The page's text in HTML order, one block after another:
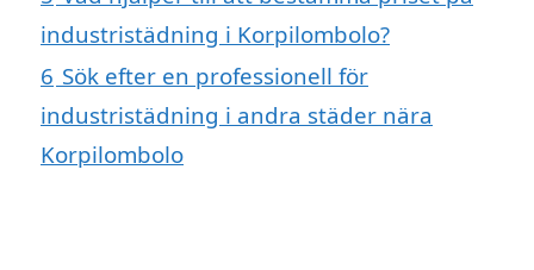
industristädning i Korpilombolo?
6 Sök efter en professionell för
industristädning i andra städer nära
Korpilombolo